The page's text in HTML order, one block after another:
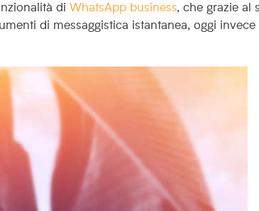
diWhatsApp business, che grazie al
di messaggistica istantanea, oggi invece